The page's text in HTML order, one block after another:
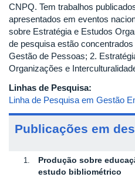
CNPQ. Tem trabalhos
apresentados em eventos
sobre Estratégia e Estudos
de pesquisa estão
Gestão de Pessoas; 2.
Organizações e
Linhas de Pesquisa:
Linha de Pesquisa em Gestão
Publicações em
Produção sobre
estudo bibliométrico